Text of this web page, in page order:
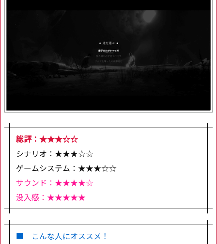
総評：★★★☆☆
シナリオ：★★★☆☆
ゲームシステム：★★★☆☆
サウンド：★★★★☆
没入感：★★★★★
■ こんな人にオススメ！